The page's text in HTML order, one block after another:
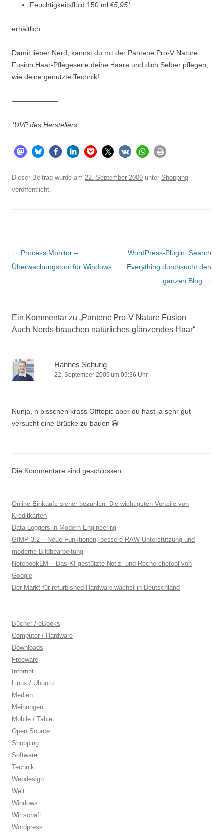
Feuchtigkeitsfluid 150 ml €5,95*
erhältlich.
Damit lieber Nerd, kannst du mit der Pantene Pro-V Nature
Fusion Haar-Pflegeserie deine Haare und dich Selber pflegen,
wie deine genutzte Technik!
——————–
*UVP des Herstellers
Dieser Beitrag wurde am 22. September 2009 unter Shopping
veröffentlicht.
Beitragsnavigation
← Process Monitor –
Überwachungstool für Windows
WordPress-Plugin: Search
Everything durchsucht den
ganzen Blog →
Ein Kommentar zu „Pantene Pro-V Nature Fusion –
Auch Nerds brauchen natürliches glänzendes Haar“
Hannes Schurig
22. September 2009 um 09:36 Uhr
Nunja, n bisschen krass Offtopic aber du hast ja sehr gut
versucht eine Brücke zu bauen 😀
Die Kommentare sind geschlossen.
Online-Einkäufe sicher bezahlen: Die wichtigsten Vorteile von
Kreditkarten
Data Loggers in Modern Engineering
GIMP 3.2 – Neue Funktionen, bessere RAW-Unterstützung und
moderne Bildbearbeitung
NotebookLM – Das KI-gestützte Notiz- und Recherchetool von
Google
Der Markt für refurbished Hardware wächst in Deutschland
Bücher / eBooks
Computer / Hardware
Downloads
Freeware
Internet
Linux / Ubuntu
Medien
Meinungen
Mobile / Tablet
Open Source
Shopping
Software
Technik
Webdesign
Welt
Windows
Wirtschaft
Wordpress